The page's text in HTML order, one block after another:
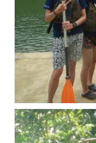
引き潮だったの